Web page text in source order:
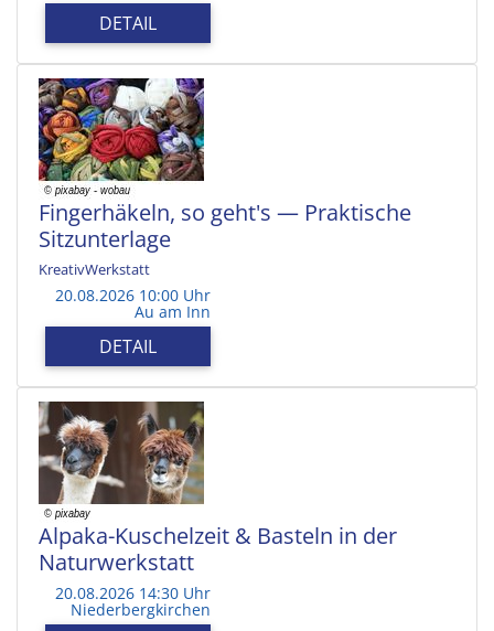
DETAIL
Fingerhäkeln, so geht's — Praktische
Sitzunterlage
KreativWerkstatt
20.08.2026 10:00 Uhr
Au am Inn
DETAIL
Alpaka-Kuschelzeit & Basteln in der
Naturwerkstatt
20.08.2026 14:30 Uhr
Niederbergkirchen